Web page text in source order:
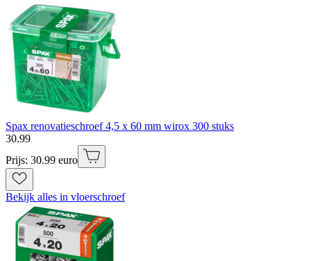
Spax renovatieschroef 4,5 x 60 mm wirox 300 stuks
30.99
Prijs: 30.99 euro
Bekijk alles in vloerschroef